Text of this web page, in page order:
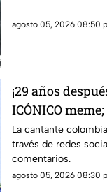
agosto 05, 2026 08:50
¡29 años
ICÓNICO
fotografía
La cantante
través de redes
comentarios.
agosto 05, 2026 08:30